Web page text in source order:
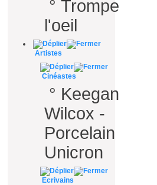
° Trompe
l'oeil
Artistes
Cinéastes
° Keegan
Wilcox -
Porcelain
Unicron
Ecrivains